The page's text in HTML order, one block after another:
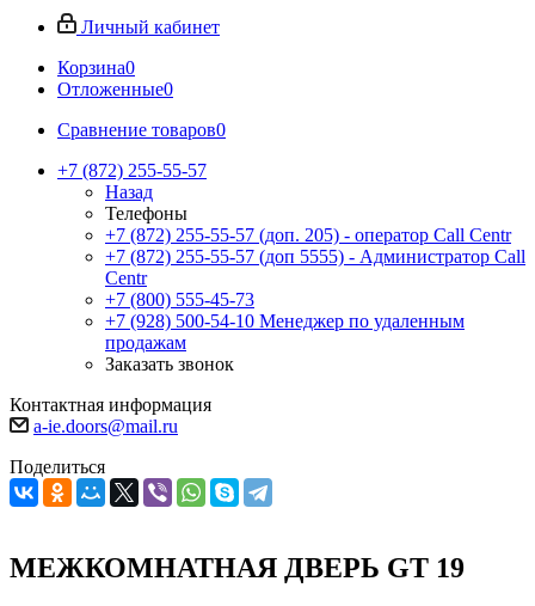
Личный кабинет
Корзина0
Отложенные0
Сравнение товаров0
+7 (872) 255-55-57
Назад
Телефоны
+7 (872) 255-55-57 (доп. 205) - оператор Call Centr
+7 (872) 255-55-57 (доп 5555) - Администратор Call
Centr
+7 (800) 555-45-73
+7 (928) 500-54-10 Менеджер по удаленным
продажам
Заказать звонок
Контактная информация
a-ie.doors@mail.ru
Поделиться
МЕЖКОМНАТНАЯ ДВЕРЬ GT 19